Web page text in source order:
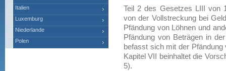
Teil 2 des Gesetzes LIII von
von der Vollstreckung bei
Pfändung von Löhnen und
Pfändung von Beträgen in
befasst sich mit der
Kapitel VII beinhaltet die
5).
Italien
Luxemburg
Niederlande
Polen